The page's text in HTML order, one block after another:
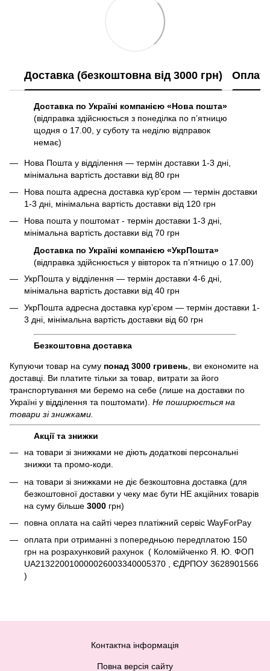
Доставка (безкоштовна від 3000 грн)
Доставка по Україні компанією «Нова пошта»
(відправка здійснюється з понеділка по пʼятницю
щодня о 17.00, у суботу та неділю відправок
немає)
Нова Пошта у відділення — термін доставки 1-3 дні,
мінімальна вартість доставки від 80 грн
Нова пошта адресна доставка курʼєром — термін доставки
1-3 дні, мінімальна вартість доставки від 120 грн
Нова пошта у поштомат - термін доставки 1-3 дні,
мінімальна вартість доставки від 70 грн
Доставка по Україні компанією «УкрПошта»
(відправка здійснюється у вівторок та пʼятницю о 17.00)
УкрПошта у відділення — термін доставки 4-6 дні,
мінімальна вартість доставки від 40 грн
УкрПошта адресна доставка курʼєром — термін доставки 1-
3 дні, мінімальна вартість доставки від 60 грн
Безкоштовна доставка
Купуючи товар на суму понад 3000 гривень, ви економите на
доставці. Ви платите тільки за товар, витрати за його
транспортування ми беремо на себе (лише на доставки по
Україні у відділення та поштомати). Не поширюється на
товари зі знижками.
Акції та знижки
на товари зі знижками не діють додаткові персональні
знижки та промо-коди.
на товари зі знижками не діє безкоштовна доставка (для
безкоштовної доставки у чеку має бути НЕ акційних товарів
на суму більше 3000 грн)
повна оплата на сайті через платіжний сервіc WayForPay
оплата при отриманні з попередньою передплатою 150
грн на розрахунковий рахунок ( Коломійченко Я. Ю. ФОП
UA213220010000026003340005370 , ЄДРПОУ 3628901566
)
Контактна інформація
Повна версія сайту